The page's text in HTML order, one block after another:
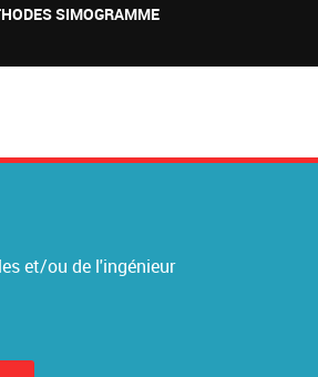
SIMOGRAMME
et/ou de l'ingénieur